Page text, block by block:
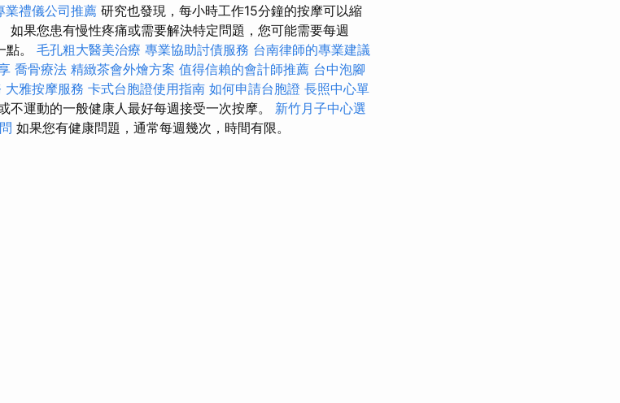
業禮儀公司推薦 研究也發現，每小時工作15分鐘的按摩可以縮
如果您患有慢性疼痛或需要解決特定問題，您可能需要每週
點。 毛孔粗大醫美治療 專業協助討債服務 台南律師的專業建議
喬骨療法 精緻茶會外燴方案 值得信賴的會計師推薦 台中泡腳
大雅按摩服務 卡式台胞證使用指南 如何申請台胞證 長照中心單
不運動的一般健康人最好每週接受一次按摩。 新竹月子中心選
如果您有健康問題，通常每週幾次，時間有限。